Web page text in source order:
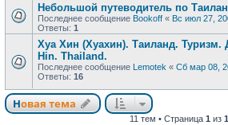
Небольшой путеводитель по
Последнее сообщение Bookoff « Вс июл 27,
Ответы: 1
Хуа Хин (Хуахин). Таиланд.
Hin. Thailand.
Последнее сообщение Lemotek « Сб мар 08,
Ответы: 16
Новая тема
Новая тема
11 тем • Страница 1 из 1